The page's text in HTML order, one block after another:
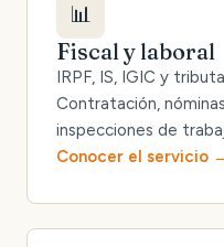
📊
Fiscal y laboral
IRPF, IS, IGIC y
Contratación,
inspecciones de
Conocer el servicio